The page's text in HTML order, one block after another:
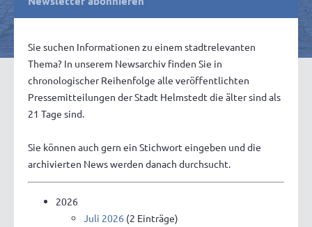
Sie suchen Informationen zu einem stadtrelevanten
Thema? In unserem Newsarchiv finden Sie in
chronologischer Reihenfolge alle veröffentlichten
Pressemitteilungen der Stadt Helmstedt die älter sind als
21 Tage sind.
Sie können auch gern ein Stichwort eingeben und die
archivierten News werden danach durchsucht.
2026
Juli 2026 (2 Einträge)